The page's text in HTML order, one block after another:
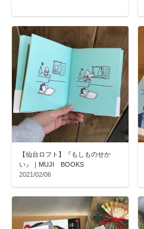
【仙台ロフト】『もしものせか
い』｜MUJI BOOKS
2021/02/06